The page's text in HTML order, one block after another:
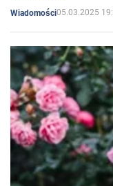
Wiadomości05.03.2025